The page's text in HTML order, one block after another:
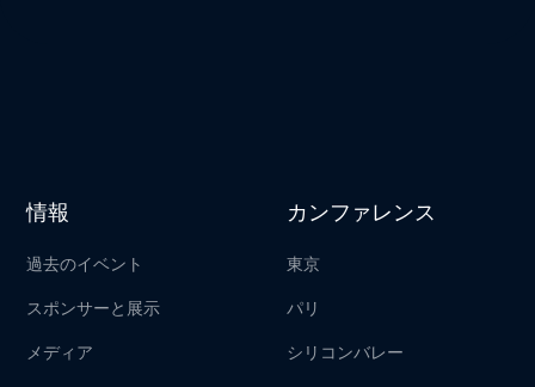
カンファレンス
東京
パリ
シリコンバレー
情報
過去のイベント
スポンサーと展示
メディア